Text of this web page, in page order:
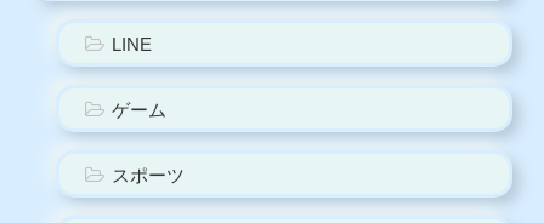
LINE
ゲーム
スポーツ